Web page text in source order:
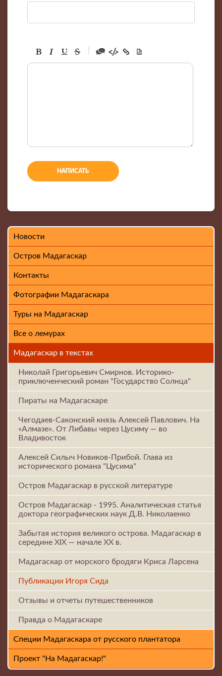
-
-
Новости
Остров Мадагаскар
Контакты
Фотографии Мадагаскара
Туры на Мадагаскар
Все о лемурах
Мадагаскар в текстах
Николай Григорьевич Смирнов. Историко-
приключенческий роман "Государство Солнца"
Пираты на Мадагаскаре
Чегодаев-Саконский князь Алексей Павлович. На
«Алмазе». От Либавы через Цусиму — во
Владивосток
Алексей Силыч Новиков-Прибой. Глава из
исторического романа "Цусима"
Остров Мадагаскар в русской литературе
Остров Мадагаскар - 1995. Аналитическая статья
доктора географических наук Д.В. Николаенко
Забытая история великого острова. Мадагаскар в
середине ХIX — начале XX в.
Мадагаскар от морского бродяги Криса Ларсена
Публикации Игоря Сида
Отзывы и отчеты путешественников
Правда о Мадагаскаре
Специи Мадагаскара от русского плантатора
Проект "На Мадагаскар!"